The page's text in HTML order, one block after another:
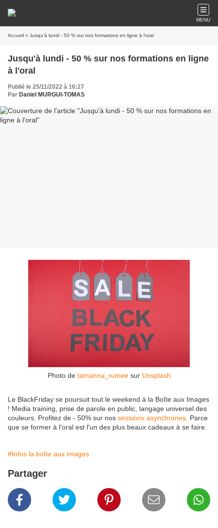
MENU
Accueil » Jusqu'à lundi - 50 % sur nos formations en ligne à l'oral
Jusqu'à lundi - 50 % sur nos formations en ligne
à l'oral
Publié le 25/11/2022 à 16:27
Par Daniel MURGUI-TOMAS
Photo de tamanna_rumeesur Unsplash
Le BlackFriday se poursuit tout le weekend à la Boîte aux Images
! Media training, prise de parole en public, langage universel des
couleurs. Profitez de - 50% sur nos sessions asynchrones . Parce
que se former à l'oral est l'un des plus beaux cadeaux à se faire.
#Infos la boîte aux images
Partager